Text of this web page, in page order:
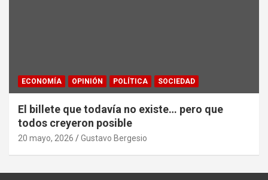
ECONOMÍA OPINIÓN POLÍTICA SOCIEDAD
El billete que todavía no existe… pero que
todos creyeron posible
20 mayo, 2026 Gustavo Bergesio